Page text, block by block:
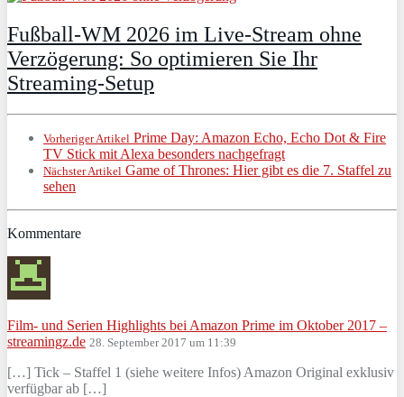
Fußball-WM 2026 im Live-Stream ohne
Verzögerung: So optimieren Sie Ihr
Streaming-Setup
Vorheriger Artikel Prime Day: Amazon Echo, Echo Dot & Fire
TV Stick mit Alexa besonders nachgefragt
Nächster Artikel Game of Thrones: Hier gibt es die 7. Staffel zu
sehen
Kommentare
Film- und Serien Highlights bei Amazon Prime im Oktober 2017 –
streamingz.de 28. September 2017 um 11:39
[…] Tick – Staffel 1 (siehe weitere Infos) Amazon Original exklusiv
verfügbar ab […]